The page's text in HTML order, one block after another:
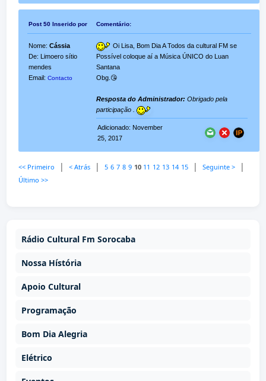
Post 50 Inserido por Comentário:
Nome: Cássia
De: Limoero sítio
mendes
Email: Contacto
Oi Lisa, Bom Dia A Todos da cultural FM se
Possível coloque aí a Música ÚNICO do Luan
Santana
Obg.😘
Resposta do Administrador: Obrigado pela
participação .
Adicionado: November
25, 2017
<< Primeiro |< Atrás |5 6 7 8 9 10 11 12 13 14 15 |Seguinte > |
Último >>
Rádio Cultural Fm Sorocaba
Nossa Hístória
Apoio Cultural
Programação
Bom Dia Alegria
Elétrico